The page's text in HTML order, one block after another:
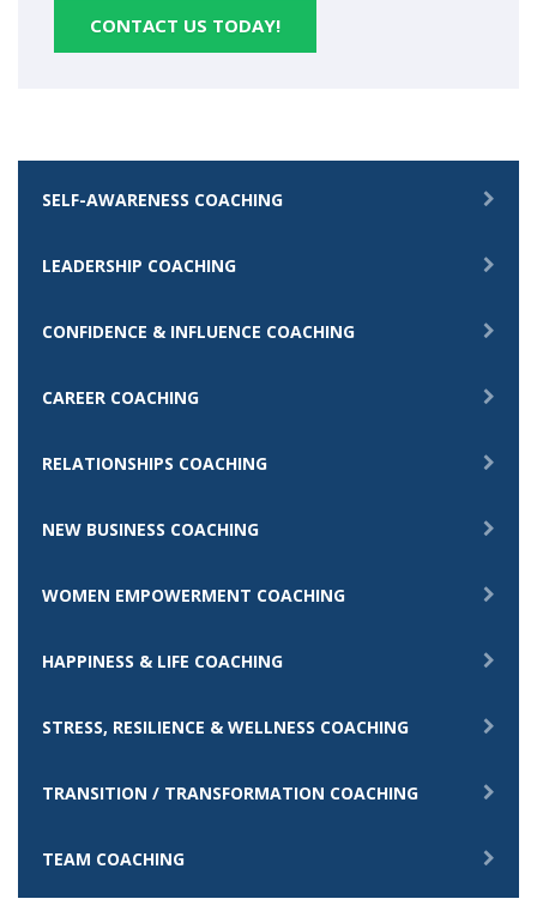
CONTACT US TODAY!
SELF-AWARENESS COACHING
LEADERSHIP COACHING
CONFIDENCE & INFLUENCE COACHING
CAREER COACHING
RELATIONSHIPS COACHING
NEW BUSINESS COACHING
WOMEN EMPOWERMENT COACHING
HAPPINESS & LIFE COACHING
STRESS, RESILIENCE & WELLNESS COACHING
TRANSITION / TRANSFORMATION COACHING
TEAM COACHING